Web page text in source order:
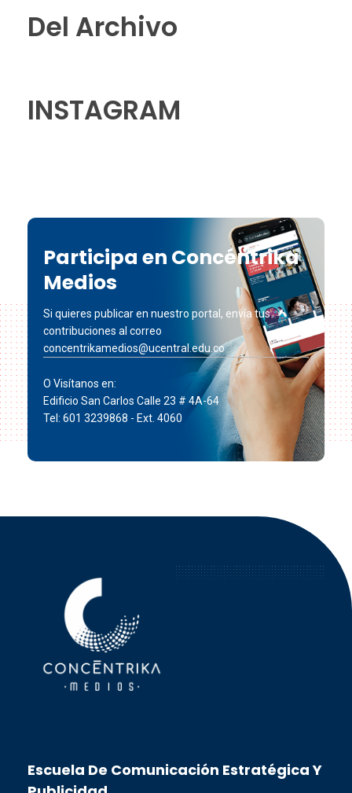
Del Archivo
INSTAGRAM
Participa en Concéntrika
Medios
Si quieres publicar en nuestro portal, envía tus
contribuciones al correo
concentrikamedios@ucentral.edu.co
O Visítanos en:
Edificio San Carlos Calle 23 # 4A-64
Tel: 601 3239868 - Ext. 4060
Escuela De Comunicación Estratégica Y